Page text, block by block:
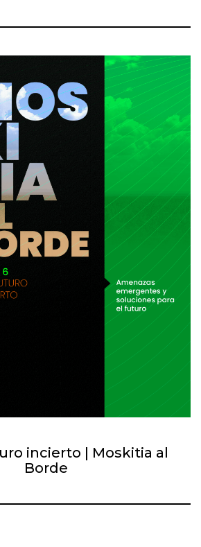
incierto | Moskitia al
Borde